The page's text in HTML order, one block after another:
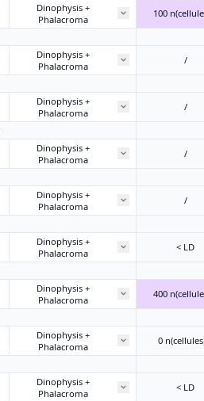
Dinophysis +
Phalacroma
100
Dinophysis +
Phalacroma
/
Dinophysis +
Phalacroma
/
Dinophysis +
Phalacroma
/
Dinophysis +
Phalacroma
/
Dinophysis +
Phalacroma
< LD
Dinophysis +
Phalacroma
400
Dinophysis +
Phalacroma
0
Dinophysis +
Phalacroma
< LD